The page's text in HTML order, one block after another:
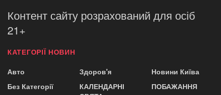
Контент сайту розрахований для осіб
21+
КАТЕГОРІЇ НОВИН
Авто
Без Категорії
Здоров'я
КАЛЕНДАРНІ
Новини Київа
ПОБАЖАННЯ